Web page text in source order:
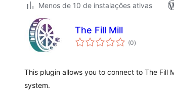
Menos de 10 de instalações ativas
The Fill Mill
(0total
de
)
This plugin allows you to connect to The Fill
system.